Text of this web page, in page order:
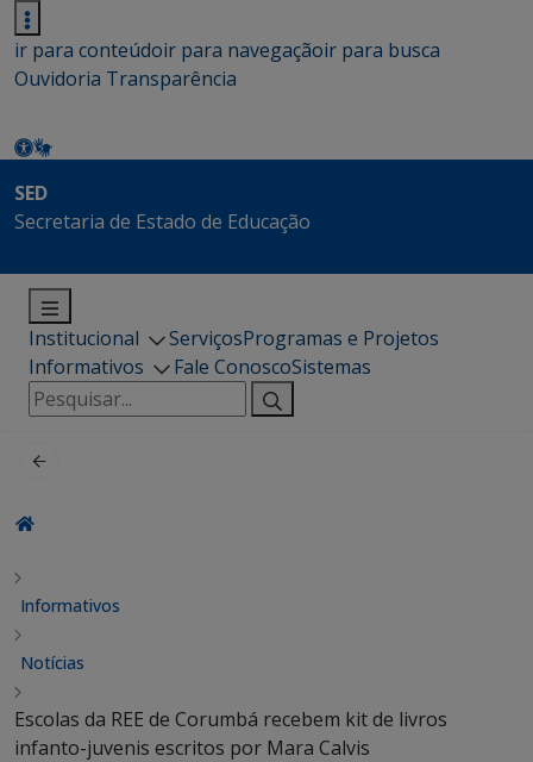
ir para conteúdoir para navegaçãoir para busca
Ouvidoria Transparência
SED
Secretaria de Estado de Educação
Institucional ServiçosProgramas e Projetos
Informativos
Fale ConoscoSistemas
Pesquisar
por:
Informativos
Notícias
Escolas da REE de Corumbá recebem kit de livros
infanto-juvenis escritos por Mara Calvis